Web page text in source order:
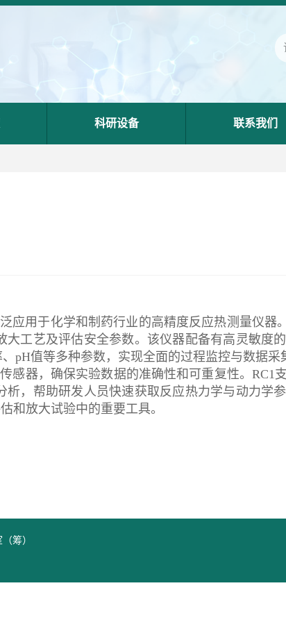
科研设备 联系我们
应用于化学和制药行业的高精度反应热测量仪器
工艺及评估安全参数。该仪器配备有高灵敏度
pH值等多种参数，实现全面的过程监控与数据采
感器，确保实验数据的准确性和可重复性。RC1
，帮助研发人员快速获取反应热力学与动力学
和放大试验中的重要工具。
筹）